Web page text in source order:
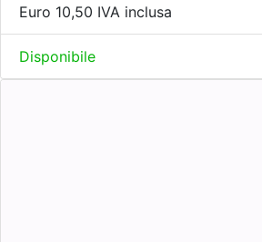
Euro 10,50 IVA inclusa
Disponibile